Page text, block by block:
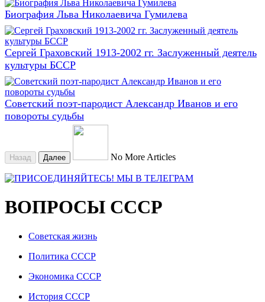
Биография Льва Николаевича Гумилева
Сергей Граховский 1913-2002 гг. Заслуженный деятель
культуры БССР
Советский поэт-пародист Александр Иванов и его
повороты судьбы
Назад Далее No More Articles
ВОПРОСЫ СССР
Советская жизнь
Политика СССР
Экономика СССР
История СССР